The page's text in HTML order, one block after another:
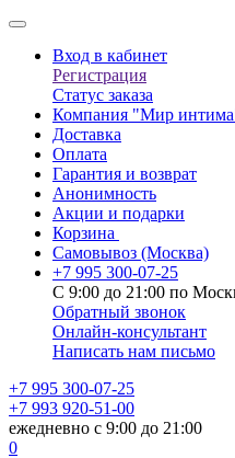
Вход в кабинет
Регистрация
Статус заказа
Компания "Мир
Доставка
Оплата
Гарантия и возврат
Анонимность
Акции и подарки
Корзина
Самовывоз (Москва)
+7 995 300-07-25
С 9:00 до 21:00 по
Обратный звонок
Онлайн-консультант
Написать нам письмо
+7 995 300-07-25
+7 993 920-51-00
ежедневно с 9:00 до 21:00
0